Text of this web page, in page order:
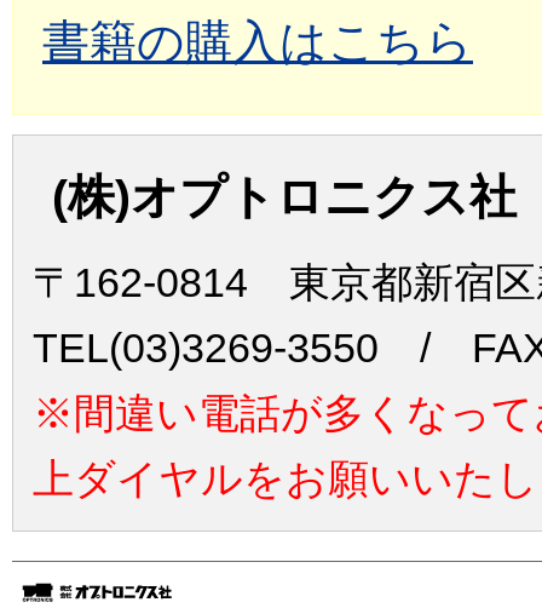
書籍の購入はこちら
(株)オプトロニクス社
〒162-0814 東京都新宿
TEL(03)3269-3550 /
※間違い電話が多くなっ
上ダイヤルをお願いいた